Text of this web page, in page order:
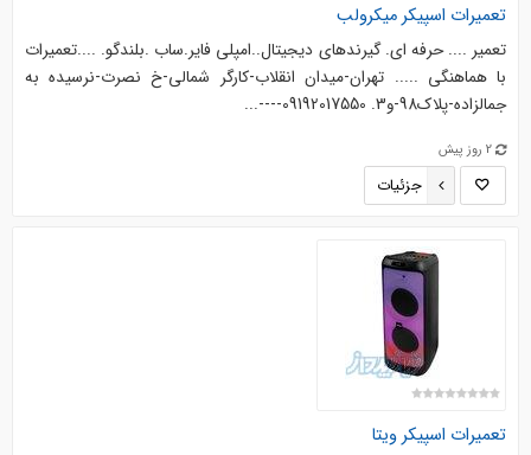
تعمیرات اسپیکر میکرولب
تعمیر .... حرفه ای. گیرندهای دیجیتال..امپلی فایر.ساب .بلندگو. ....‌‌تعمیرات
با هماهنگی ..... تهران-میدان انقلاب-کارگر شمالی-خ نصرت-نرسیده به
جمالزاده-پلاک98-و3. 09192017550----...
2 روز پیش
جزئیات
تعمیرات اسپیکر ویتا